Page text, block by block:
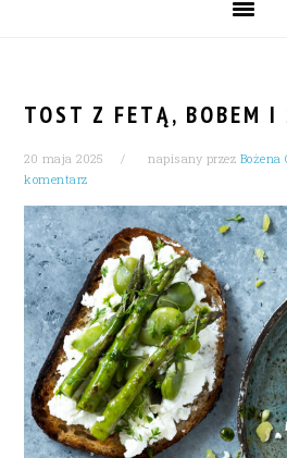
TOST Z FETĄ, BOBEM I
20 maja 2025 napisany przez Bożena
komentarz